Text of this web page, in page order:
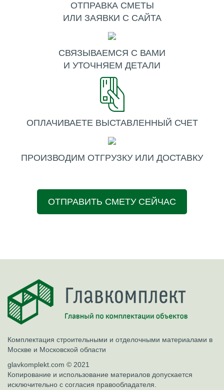
ОТПРАВКА СМЕТЫ
ИЛИ ЗАЯВКИ С САЙТА
СВЯЗЫВАЕМСЯ С ВАМИ
И УТОЧНЯЕМ ДЕТАЛИ
ОПЛАЧИВАЕТЕ ВЫСТАВЛЕННЫЙ СЧЕТ
ПРОИЗВОДИМ ОТГРУЗКУ ИЛИ ДОСТАВКУ
ОТПРАВИТЬ СМЕТУ СЕЙЧАС
Комплектация строительными и отделочными материалами в
Москве и Московской области
glavkomplekt.com © 2021
Копирование и использование материалов допускается
исключительно с согласия правообладателя.